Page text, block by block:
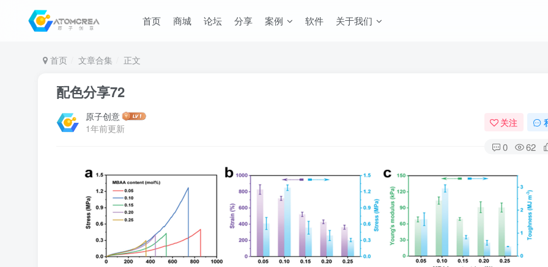
首页 商城 论坛 分享 案例 软件 关于我们
首页 文章合集 正文
配色分享72
原子创意
1年前更新
关注
0 62